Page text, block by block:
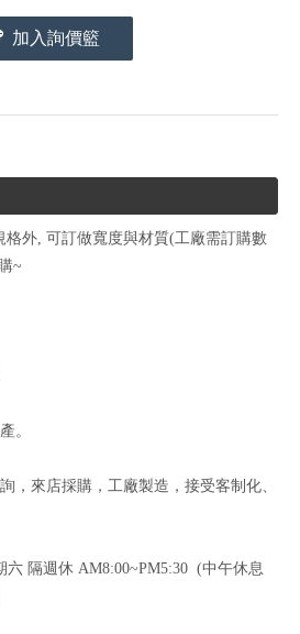
加入詢價籃
外, 可訂做寬度與材質(工廠需訂購數
~
。
，來店採購，工廠製造，接受客制化、
六 隔週休 AM8:00~PM5:30 (中午休息